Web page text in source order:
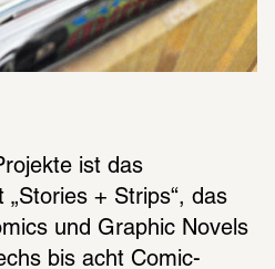
ist das
„Stories + Strips“, das
und Graphic Novels
bis acht Comic-